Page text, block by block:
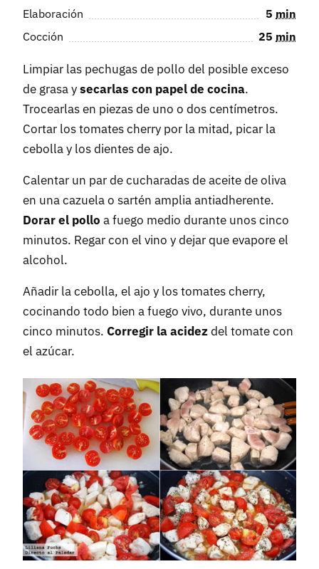
Elaboración 5 min
Cocción
25 min
Limpiar las pechugas de pollo del posible exceso
de grasa ysecarlas con papel de cocina.
Trocearlas en piezas de uno o dos centímetros.
Cortar los tomates cherry por la mitad, picar la
cebolla y los dientes de ajo.
Calentar un par de cucharadas de aceite de oliva
en una cazuela o sartén amplia antiadherente.
Dorar el pollo a fuego medio durante unos cinco
minutos. Regar con el vino y dejar que evapore el
alcohol.
Añadir la cebolla, el ajo y los tomates cherry,
cocinando todo bien a fuego vivo, durante unos
cinco minutos. Corregir la acidezdel tomate con
el azúcar.